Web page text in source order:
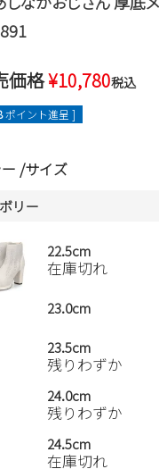
価格¥10,780税込
ポイント進呈 ]
サイズ
リー
22.5cm
在庫切れ
23.0cm
23.5cm
残りわずか
24.0cm
残りわずか
24.5cm
在庫切れ